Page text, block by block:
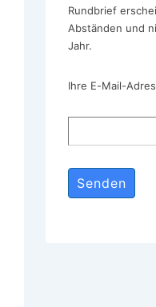
Rundbrief
Abständen und
Jahr.
Ihre E-Mail-